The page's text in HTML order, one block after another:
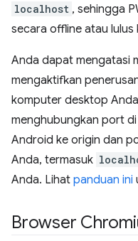
localhost , sehingga
secara offline atau lulus
Anda dapat mengatasi
mengaktifkan
komputer desktop
menghubungkan port di
Android ke origin dan
Anda, termasuk
Anda. Lihat panduan ini
Browser